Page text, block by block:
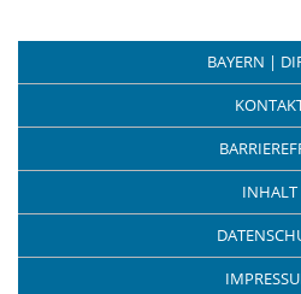
BAYERN |
INHALT